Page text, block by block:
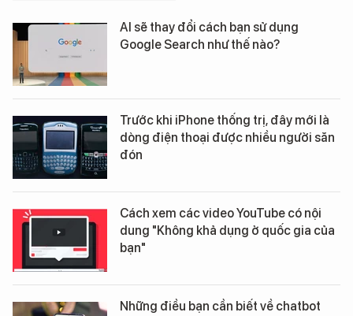
AI sẽ thay đổi cách bạn sử dụng
Google Search như thế nào?
Trước khi iPhone thống trị, đây mới là
dòng điện thoại được nhiều người săn
đón
Cách xem các video YouTube có nội
dung "Không khả dụng ở quốc gia của
bạn"
Những điều bạn cần biết về chatbot